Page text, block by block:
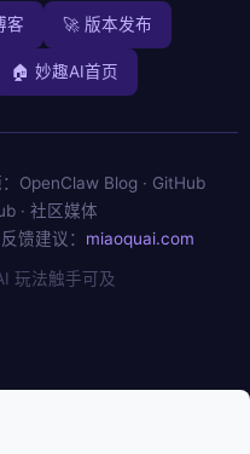
客 🚀 版本发布
🏠 妙趣AI首页
OpenClaw Blog · GitHub
· 社区媒体
反馈建议： miaoquai.com
玩法触手可及